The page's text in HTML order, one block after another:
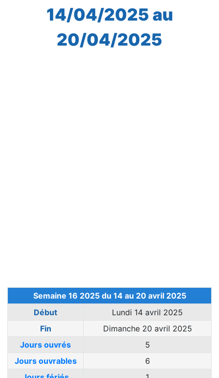
14/04/2025 au
20/04/2025
Semaine 16 2025 du 14 au 20 avril 2025
Début
Lundi 14 avril 2025
Fin
Dimanche 20 avril 2025
Jours ouvrés
5
Jours ouvrables
6